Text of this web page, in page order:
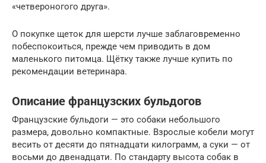
«четвероногого друга».
О покупке щеток для шерсти лучше заблаговременно
побеспокоиться, прежде чем приводить в дом
маленького питомца. Щётку также лучше купить по
рекомендации ветеринара.
Описание французских бульдогов
Французские бульдоги — это собаки небольшого
размера, довольно компактные. Взрослые кобели могут
весить от десяти до пятнадцати килограмм, а суки — от
восьми до двенадцати. По стандарту высота собак в